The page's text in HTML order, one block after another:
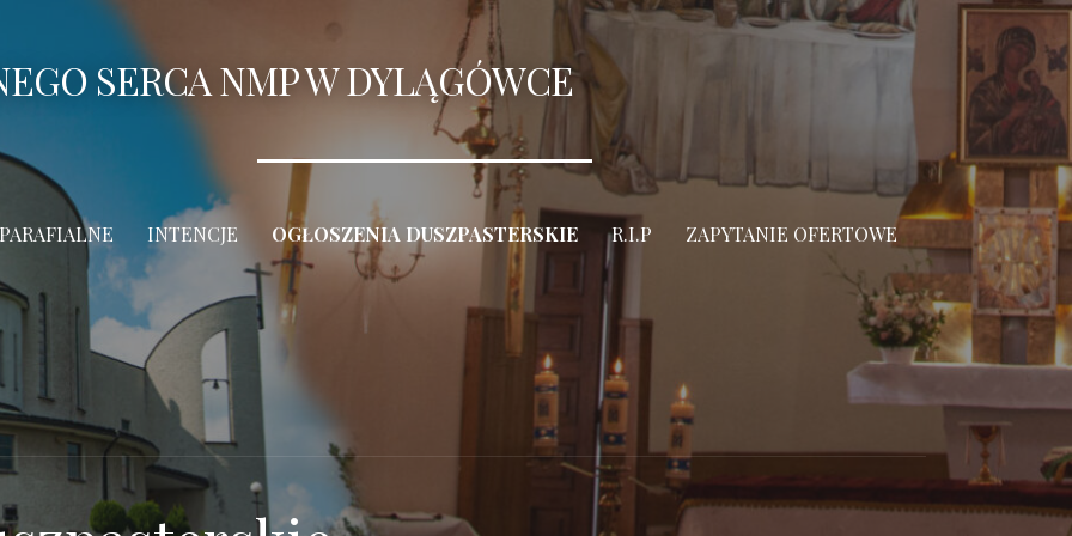
SERCA NMP W DYLĄGÓWCE
INTENCJE OGŁOSZENIA DUSZPASTERSKIE R.I.P ZAPYTANIE OFERTOWE